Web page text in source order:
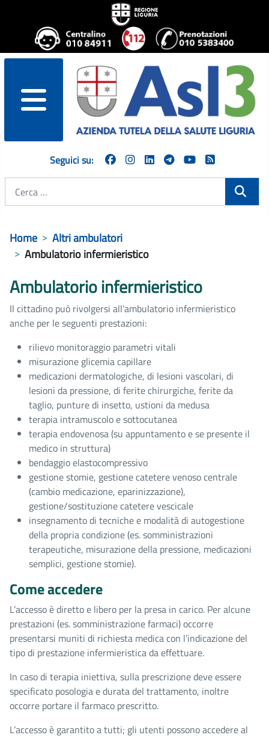
menu
Seguici su:
Home
Altri ambulatori
Ambulatorio infermieristico
Ambulatorio infermieristico
Il cittadino può rivolgersi all’ambulatorio infermieristico
anche per le seguenti prestazioni:
rilievo monitoraggio parametri vitali
misurazione glicemia capillare
medicazioni dermatologiche, di lesioni vascolari, di
lesioni da pressione, di ferite chirurgiche, ferite da
taglio, punture di insetto, ustioni da medusa
terapia intramuscolo e sottocutanea
terapia endovenosa (su appuntamento e se presente il
medico in struttura)
bendaggio elastocompressivo
gestione stomie, gestione catetere venoso centrale
(cambio medicazione, eparinizzazione),
gestione/sostituzione catetere vescicale
insegnamento di tecniche e modalità di autogestione
della propria condizione (es. somministrazioni
terapeutiche, misurazione della pressione, medicazioni
semplici, gestione stomie).
Come accedere
L’accesso è diretto e libero per la presa in carico. Per alcune
prestazioni (es. somministrazione farmaci) occorre
presentarsi muniti di richiesta medica con l’indicazione del
tipo di prestazione infermieristica da effettuare.
In caso di terapia iniettiva, sulla prescrizione deve essere
specificato posologia e durata del trattamento, inoltre
occorre portare il farmaco prescritto.
L’accesso è garantito a tutti; gli utenti possono accedere al